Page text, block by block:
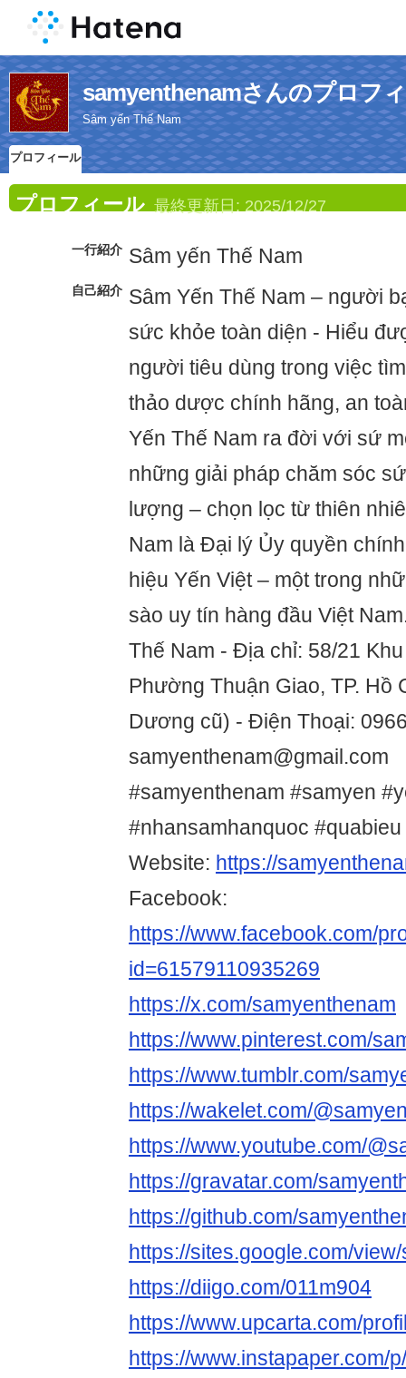
samyenthenamさんのプロフ
Sâm yến Thế Nam
プロフィール
プロフィール 最終更新日: 2025/12/27
一行紹介 Sâm yến Thế Nam
自己紹介 Sâm Yến Thế Nam – người
sức khỏe toàn diện - Hiểu
người tiêu dùng trong việc
thảo dược chính hãng, an
Yến Thế Nam ra đời với sứ
những giải pháp chăm sóc
lượng – chọn lọc từ thiên
Nam là Đại lý Ủy quyền
hiệu Yến Việt – một trong
sào uy tín hàng đầu Việt
Thế Nam - Địa chỉ: 58/21
Phường Thuận Giao, TP. Hồ
Dương cũ) - Điện Thoại:
samyenthenam@gmail.com
#samyenthenam #samyen
#nhansamhanquoc #quabieu
Website: https://
Facebook:
https://www.facebook.com/
id=61579110935269
https://x.com/samyenthenam
https://www.pinterest.com/
https://www.tumblr.com/
https://wakelet.com/
https://www.youtube.com/
https://gravatar.com/
https://github.com/
https://sites.google.com/
https://diigo.com/011m904
https://www.upcarta.com/
https://www.instapaper.com/